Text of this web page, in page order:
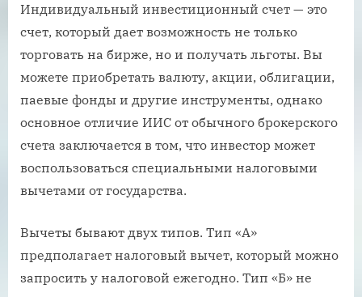
Индивидуальный инвестиционный счет — это
счет, который дает возможность не только
торговать на бирже, но и получать льготы. Вы
можете приобретать валюту, акции, облигации,
паевые фонды и другие инструменты, однако
основное отличие ИИС от обычного брокерского
счета заключается в том, что инвестор может
воспользоваться специальными налоговыми
вычетами от государства.
Вычеты бывают двух типов. Тип «А»
предполагает налоговый вычет, который можно
запросить у налоговой ежегодно. Тип «Б» не